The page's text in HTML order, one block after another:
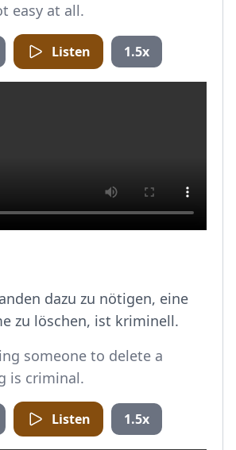
easy at all.
Listen 1.5x
dazu zu nötigen, eine
zu löschen, ist kriminell.
someone to delete a
is criminal.
Listen 1.5x